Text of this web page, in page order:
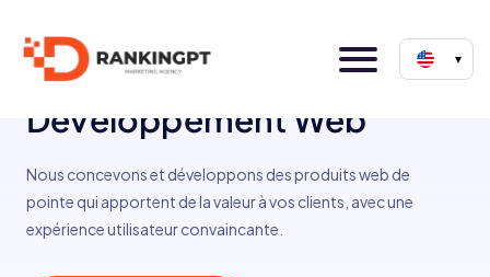
▾
Services de
Développement Web
Nous concevons et développons des produits web de
pointe qui apportent de la valeur à vos clients, avec une
expérience utilisateur convaincante.